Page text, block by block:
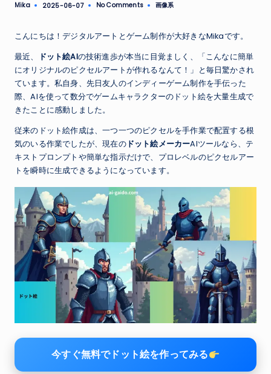
Posted
Mika 2025-06-07 No Comments
Posted
画像系
こんにちは！デジタルアートとゲーム制作が大好きなMikaです。
最近、
ドット絵AIの技術進歩が本当に目覚ましく、「こんなに簡単
にオリジナルのピクセルアートが作れるなんて！」と毎日驚かされ
ています。私自身、先日友人のインディーゲーム制作を手伝った
際、AIを使って数分でゲームキャラクターのドット絵を大量生成で
きたことに感動しました。
従来のドット絵作成は、一つ一つのピクセルを手作業で配置する根
気のいる作業でしたが、現在のドット絵メーカーAIツールなら、テ
キストプロンプトや簡単な指示だけで、プロレベルのピクセルアー
トを瞬時に生成できるようになっています。
今すぐ無料でドット絵を作ってみる